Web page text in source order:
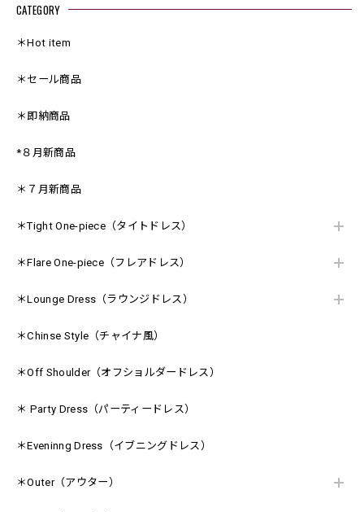
CATEGORY
＊Hot item
＊セール商品
＊即納商品
*８月新商品
＊７月新商品
＊Tight One-piece（タイトドレス）
＊Flare One-piece（フレアドレス）
＊Lounge Dress（ラウンジドレス）
＊Chinse Style（チャイナ風）
＊Off Shoulder（オフショルダードレス）
＊ Party Dress（パーティードレス）
＊Eveninng Dress（イブニングドレス）
＊Outer（アウター）